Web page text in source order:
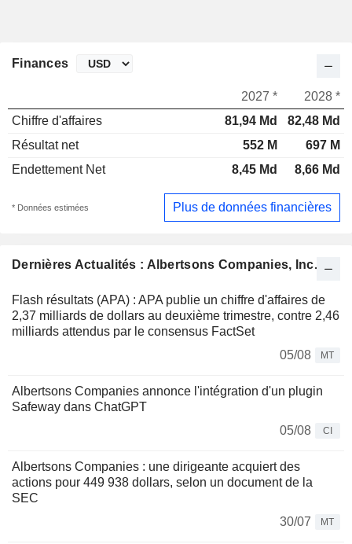
Dernières Actualités : Albertsons Companies, Inc.
Flash résultats (APA) : APA publie un chiffre d'affaires de
2,37 milliards de dollars au deuxième trimestre, contre 2,46
milliards attendus par le consensus FactSet
05/08
MT
Albertsons Companies annonce l'intégration d'un plugin
Safeway dans ChatGPT
05/08
CI
Albertsons Companies : une dirigeante acquiert des
actions pour 449 938 dollars, selon un document de la
SEC
30/07
MT
Finances
2027 *
2028 *
Chiffre d'affaires
81,94 Md
82,48 Md
Résultat net
552 M
697 M
Endettement Net
8,45 Md 8,66 Md
* Données estimées Plus de données financières